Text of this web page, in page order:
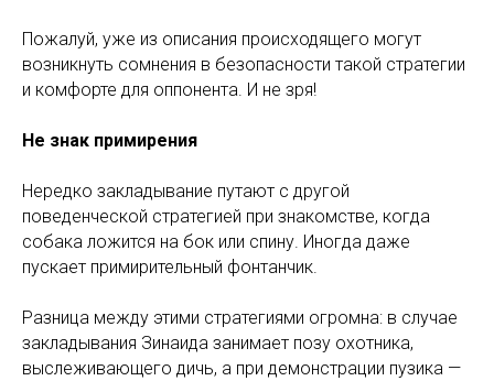
Пожалуй, уже из описания происходящего могут
возникнуть сомнения в безопасности такой стратегии
и комфорте для оппонента. И не зря!
Не знак примирения
Нередко закладывание путают с другой
поведенческой стратегией при знакомстве, когда
собака ложится на бок или спину. Иногда даже
пускает примирительный фонтанчик.
Разница между этими стратегиями огромна: в случае
закладывания Зинаида занимает позу охотника,
выслеживающего дичь, а при демонстрации пузика —